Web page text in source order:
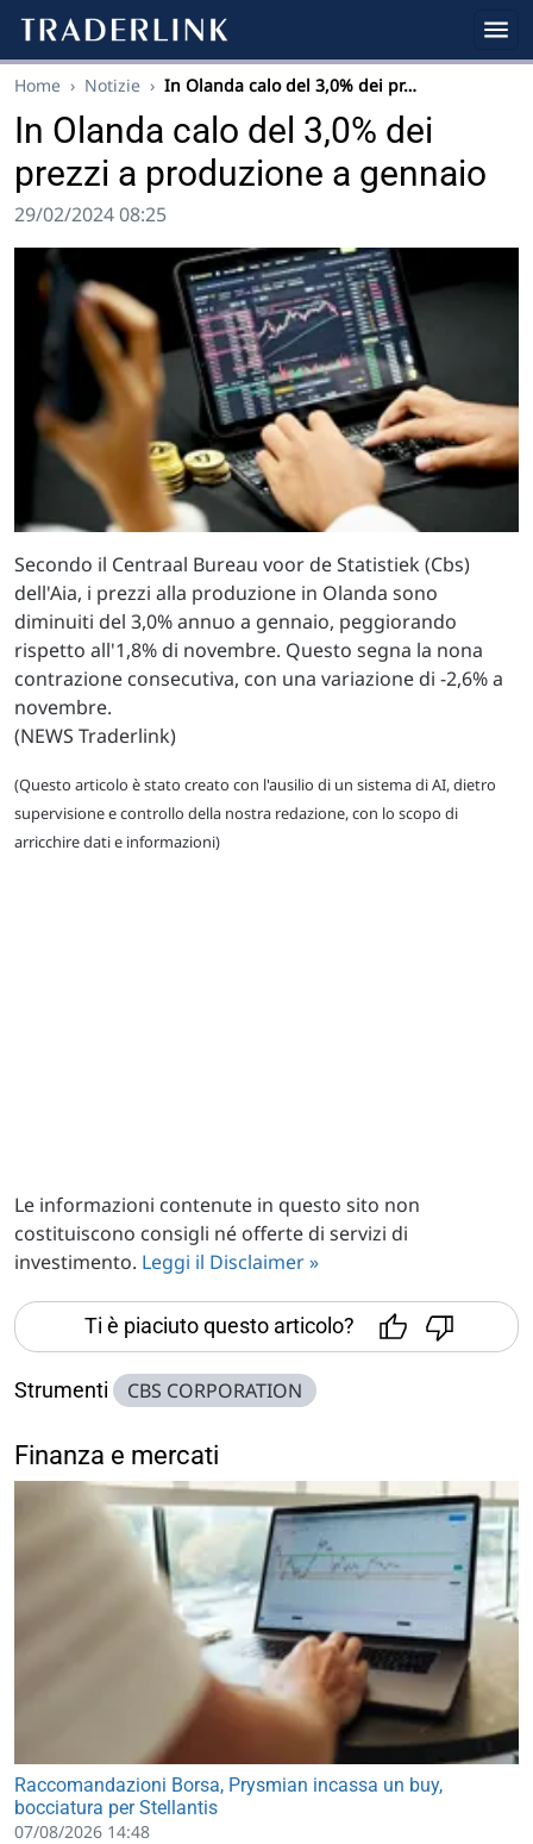
Home › Notizie › In Olanda calo del 3,0% dei pr…
In Olanda calo del 3,0% dei
prezzi a produzione a gennaio
29/02/2024 08:25
Secondo il Centraal Bureau voor de Statistiek (Cbs)
dell'Aia, i prezzi alla produzione in Olanda sono
diminuiti del 3,0% annuo a gennaio, peggiorando
rispetto all'1,8% di novembre. Questo segna la nona
contrazione consecutiva, con una variazione di -2,6% a
novembre.
(NEWS Traderlink)
(Questo articolo è stato creato con l'ausilio di un sistema di AI, dietro
supervisione e controllo della nostra redazione, con lo scopo di
arricchire dati e informazioni)
Le informazioni contenute in questo sito non
costituiscono consigli né offerte di servizi di
investimento. Leggi il Disclaimer »
Ti è piaciuto questo articolo?
Strumenti CBS CORPORATION
Finanza e mercati
Raccomandazioni Borsa, Prysmian incassa un buy,
bocciatura per Stellantis
07/08/2026 14:48